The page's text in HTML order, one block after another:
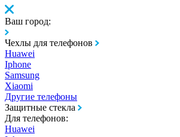
Ваш город:
Чехлы для телефонов
Huawei
Iphone
Samsung
Xiaomi
Другие телефоны
Защитные стекла
Для телефонов:
Huawei